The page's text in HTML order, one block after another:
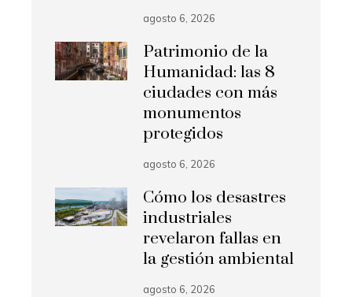
agosto 6, 2026
Patrimonio de la
Humanidad: las 8
ciudades con más
monumentos
protegidos
agosto 6, 2026
Cómo los desastres
industriales
revelaron fallas en
la gestión ambiental
agosto 6, 2026